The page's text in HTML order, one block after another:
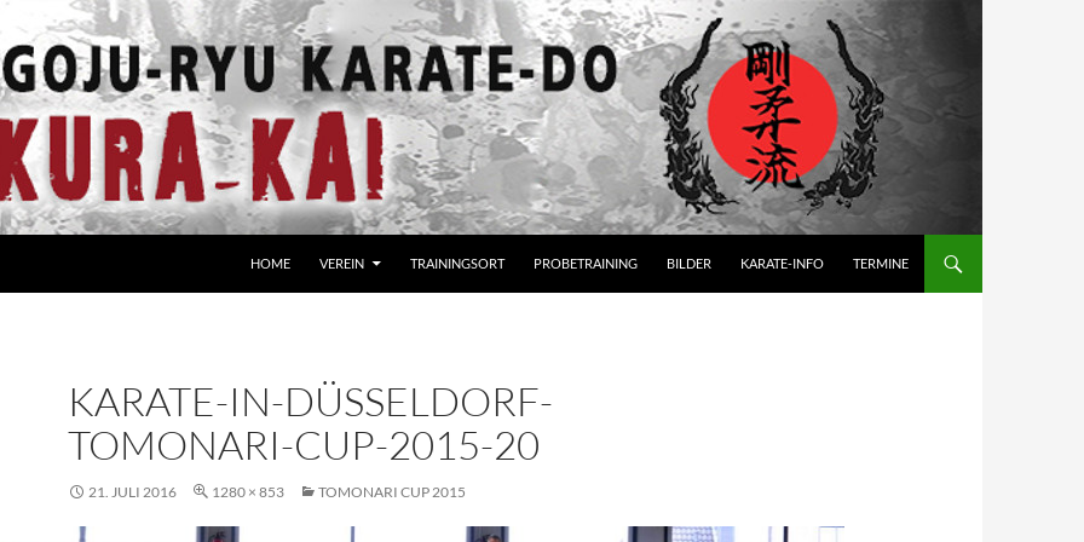
HOME VEREIN TRAININGSORT PROBETRAINING BILDER KARATE-INFO TERMINE
KARATE-IN-DÜSSELDORF-
TOMONARI-CUP-2015-20
21. JULI 2016 1280 × 853 TOMONARI CUP 2015